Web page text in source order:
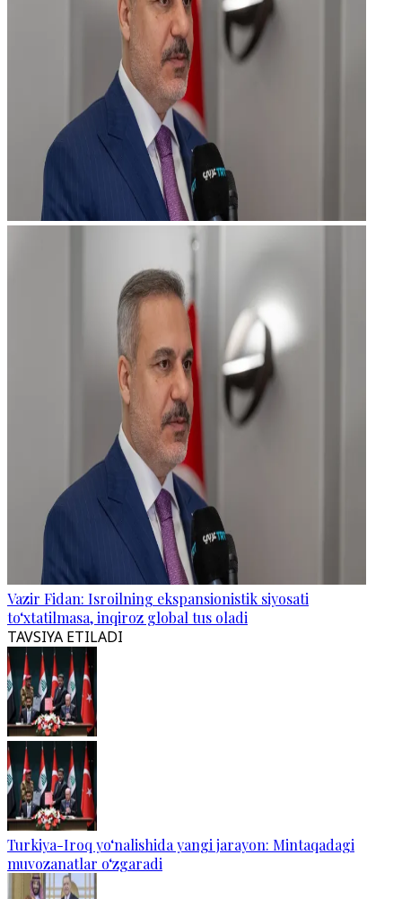
Vazir Fidan: Isroilning ekspansionistik siyosati
to‘xtatilmasa, inqiroz global tus oladi
TAVSIYA ETILADI
Turkiya-Iroq yo‘nalishida yangi jarayon: Mintaqadagi
muvozanatlar o‘zgaradi